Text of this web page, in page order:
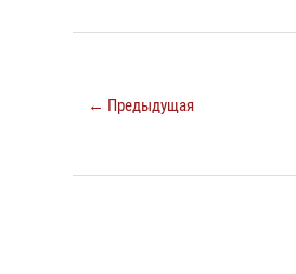
← Предыдущая